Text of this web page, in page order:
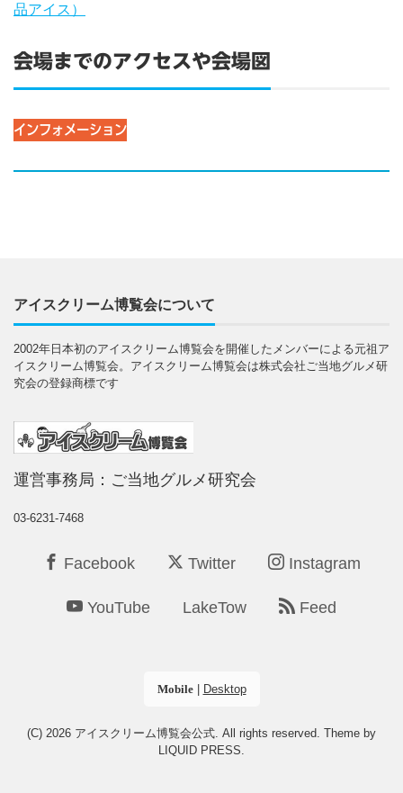
品アイス）
会場までのアクセスや会場図
インフォメーション
アイスクリーム博覧会について
2002年日本初のアイスクリーム博覧会を開催したメンバーによる元祖ア
イスクリーム博覧会。アイスクリーム博覧会は株式会社ご当地グルメ研
究会の登録商標です
運営事務局：ご当地グルメ研究会
03-6231-7468
Facebook Twitter Instagram
YouTube LakeTow Feed
Mobile| Desktop
(C) 2026 アイスクリーム博覧会公式 . All rights reserved. Theme by
LIQUID PRESS